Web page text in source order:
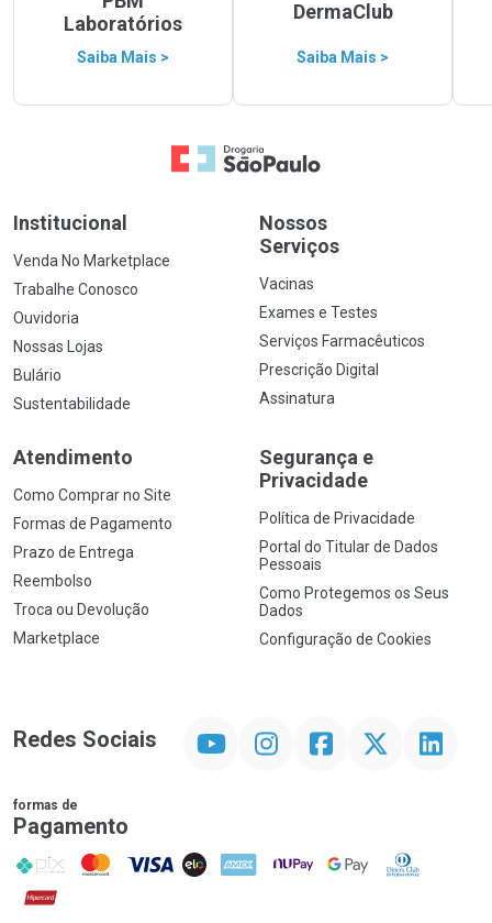
Laboratórios
Saiba Mais >
DermaClub
Saiba Mais >
Ir para a Home
Institucional
Venda No Marketplace
Trabalhe Conosco
Ouvidoria
Nossas Lojas
Bulário
Sustentabilidade
Nossos
Serviços
Vacinas
Exames e Testes
Serviços Farmacêuticos
Prescrição Digital
Assinatura
Atendimento
Como Comprar no Site
Formas de Pagamento
Prazo de Entrega
Reembolso
Troca ou Devolução
Marketplace
Segurança e
Privacidade
Política de Privacidade
Portal do Titular de Dados
Pessoais
Como Protegemos os Seus
Dados
Configuração de Cookies
Redes Sociais InstagramFacebookTwitter Linkedin
formas de
Pagamento
PIX MasterCard
VISA ELO AMEX NuPay Google PayDiners Club
Hipercard